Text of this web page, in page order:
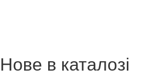
Нове в каталозі